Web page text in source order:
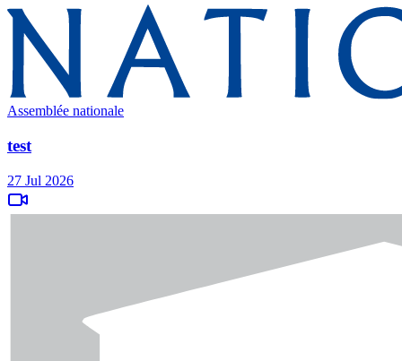
Assemblée nationale
test
27 Jul 2026